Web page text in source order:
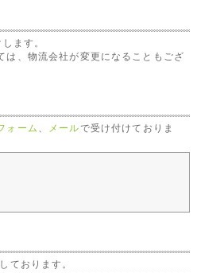
ます。
は、物流会社が変更になることもござ
ォーム メールで受け付けておりま
ております。